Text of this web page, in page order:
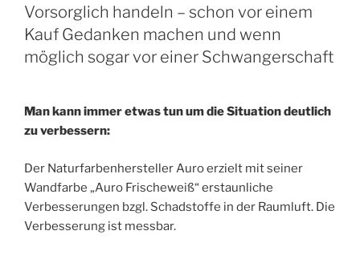
Vorsorglich handeln – schon vor einem
Kauf Gedanken machen und wenn
möglich sogar vor einer Schwangerschaft
Man kann immer etwas tun um die Situation deutlich
zu verbessern:
Der Naturfarbenhersteller Auro erzielt mit seiner
Wandfarbe „Auro Frischeweiß“ erstaunliche
Verbesserungen bzgl. Schadstoffe in der Raumluft. Die
Verbesserung ist messbar.